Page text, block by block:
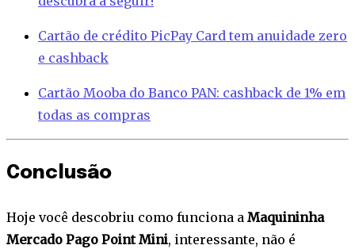
Cartão de crédito PicPay Card tem anuidade zero
e cashback
Cartão Mooba do Banco PAN: cashback de 1% em
todas as compras
Conclusão
Hoje você descobriu como funciona a Maquininha
Mercado Pago Point Mini, interessante, não é